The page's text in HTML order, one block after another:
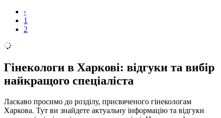
‹
1
2
Гінекологи в Харкові: відгуки та вибір
найкращого спеціаліста
Ласкаво просимо до розділу, присвяченого гінекологам
Харкова. Тут ви знайдете актуальну інформацію та відгуки